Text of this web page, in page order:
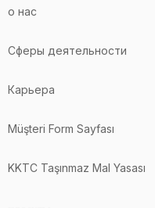
о нас
Сферы деятельности
Карьера
Müşteri Form Sayfası
KKTC Taşınmaz Mal Yasası